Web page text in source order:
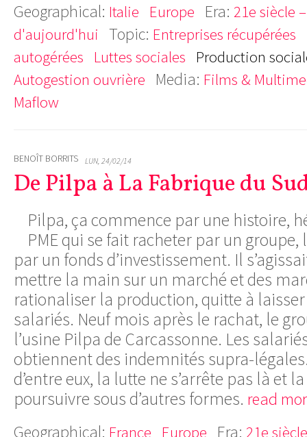
Geographical: Italie Europe Era: 21e siècle
d'aujourd'hui Topic: Entreprises récupérées
autogérées Luttes sociales Production
Autogestion ouvrière
Media: Films &
Maflow
BENOÎT BORRITS LUN, 24/02/14
De Pilpa à La Fabrique du
Pilpa, ça commence par une histoire,
PME qui se fait racheter par un
par un fonds d’investissement. Il
mettre la main sur un marché et des
rationaliser la production, quitte à
salariés. Neuf mois après le rachat, le
l’usine Pilpa de Carcassonne. Les
obtiennent des indemnités supra-
d’entre eux, la lutte ne s’arrête pas là et
poursuivre sous d’autres formes. read
Geographical: France Europe Era: 21e